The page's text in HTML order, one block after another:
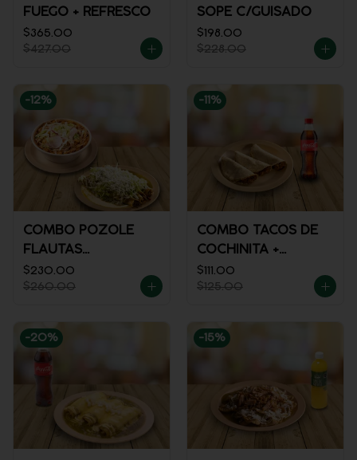
FUEGO + REFRESCO
$365.00
$427.00
SOPE C/GUISADO
$198.00
$228.00
-12%
COMBO POZOLE
FLAUTAS
AHOGADAS
$230.00
$260.00
-11 %
COMBO TACOS DE
COCHINITA +
REFRESCO
$111.00
$125.00
-20% -15%